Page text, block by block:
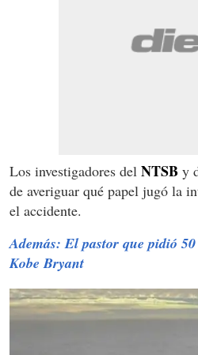
Los investigadores del NTSB y
de averiguar qué papel jugó la
el accidente.
Además: El pastor que pidió
Kobe Bryant